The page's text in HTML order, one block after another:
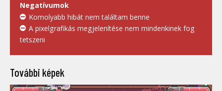
Negatívumok
Komolyabb hibát nem találtam benne
A pixelgrafikás megjelenítése nem mindenkinek fog
tetszeni
További képek